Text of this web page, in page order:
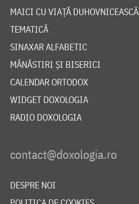
MAICI CU VIAȚĂ DUHOVNICEASCĂ
TEMATICĂ
SINAXAR ALFABETIC
MĂNĂSTIRI ȘI BISERICI
CALENDAR ORTODOX
WIDGET DOXOLOGIA
RADIO DOXOLOGIA
DESPRE NOI